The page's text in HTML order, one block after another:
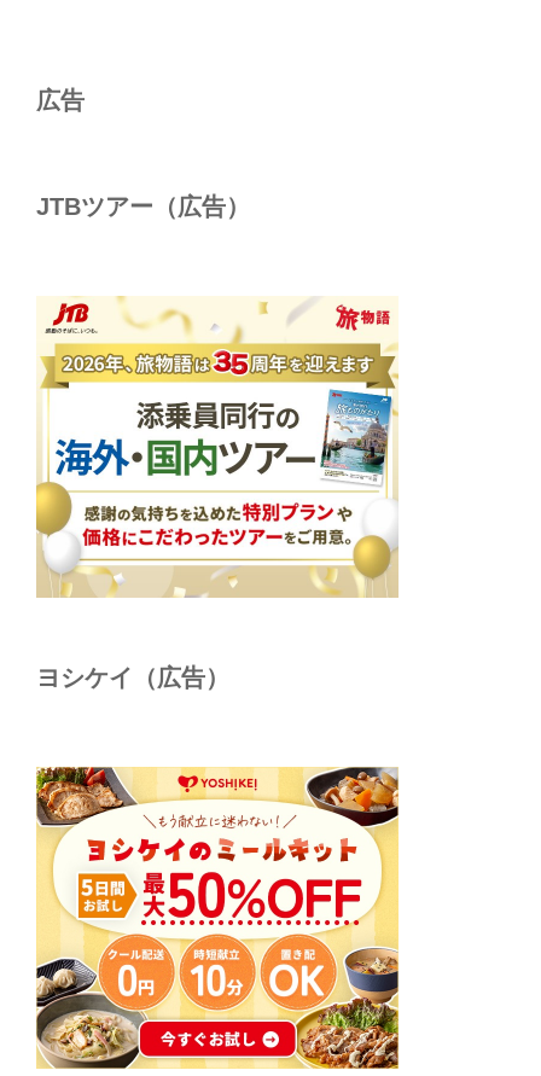
シ
広告
JTBツアー（広告）
ヨシケイ（広告）